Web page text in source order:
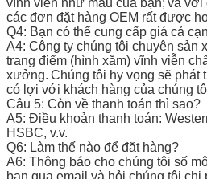
các đơn đặt hàng OEM rất được
Q4: Bạn có thể cung cấp giá cả
A4: Công ty chúng tôi chuyên sản
trang điểm (hình xăm) vĩnh viễn
xưởng. Chúng tôi hy vọng sẽ phát
có lợi với khách hàng của chúng
Câu 5: Còn về thanh toán thì sao?
A5: Điều khoản thanh toán:
HSBC, v.v.
Q6: Làm thế nào để đặt hàng?
A6: Thông báo cho chúng tôi số
bạn qua email và hỏi chúng tôi